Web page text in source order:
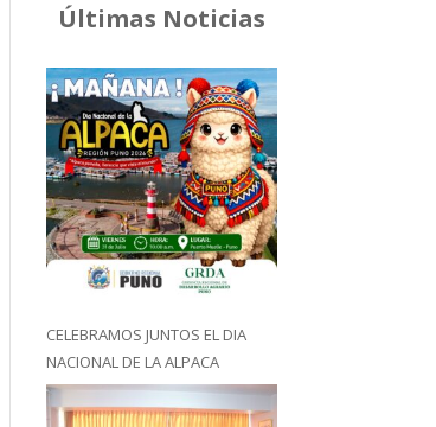
Últimas Noticias
CELEBRAMOS JUNTOS EL DIA
NACIONAL DE LA ALPACA